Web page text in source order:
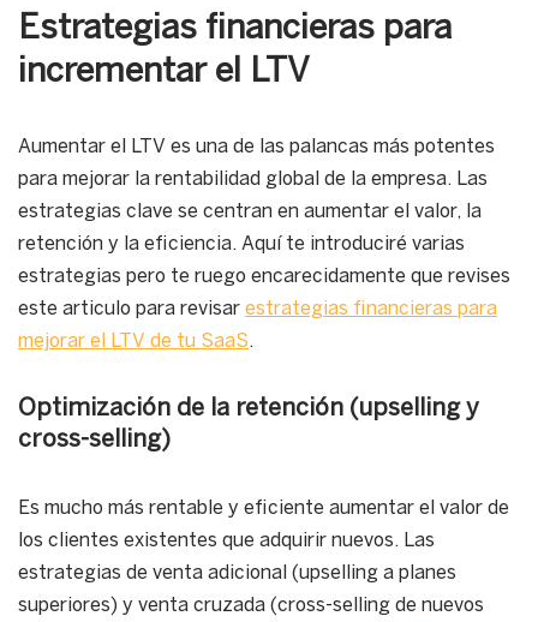
Estrategias financieras para
incrementar el LTV
Aumentar el LTV es una de las palancas más potentes
para mejorar la rentabilidad global de la empresa. Las
estrategias clave se centran en aumentar el valor, la
retención y la eficiencia. Aquí te introduciré varias
estrategias pero te ruego encarecidamente que revises
este articulo para revisar estrategias financieras para
mejorar el LTV de tu SaaS.
Optimización de la retención (upselling y
cross-selling)
Es mucho más rentable y eficiente aumentar el valor de
los clientes existentes que adquirir nuevos. Las
estrategias de venta adicional (upselling a planes
superiores) y venta cruzada (cross-selling de nuevos